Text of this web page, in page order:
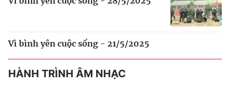
Vì bình yên cuộc sống - 21/5/2025
HÀNH TRÌNH ÂM NHẠC